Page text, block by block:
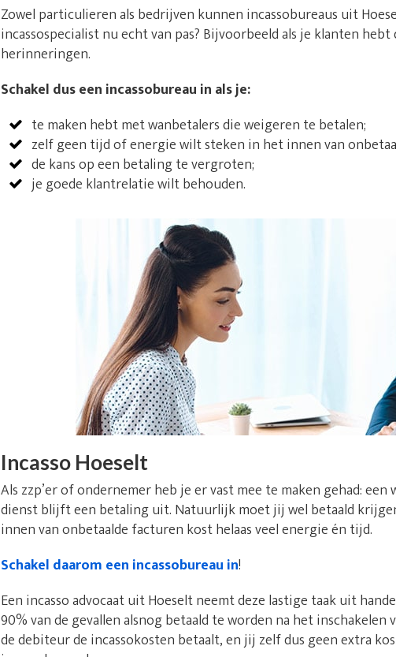
Zowel particulieren als bedrijven kunnen incassobureaus uit
incassospecialist nu echt van pas? Bijvoorbeeld als je klanten
herinneringen.
Schakel dus een incassobureau in als je:
te maken hebt met wanbetalers die weigeren te betalen;
zelf geen tijd of energie wilt steken in het innen van
de kans op een betaling te vergroten;
je goede klantrelatie wilt behouden.
Incasso Hoeselt
Als zzp’er of ondernemer heb je er vast mee te maken gehad:
dienst blijft een betaling uit. Natuurlijk moet jij wel betaald
innen van onbetaalde facturen kost helaas veel energie én tijd.
Schakel daarom een incassobureau in!
Een incasso advocaat uit Hoeselt neemt deze lastige taak uit
90% van de gevallen alsnog betaald te worden na het
de debiteur de incassokosten betaalt, en jij zelf dus geen extra